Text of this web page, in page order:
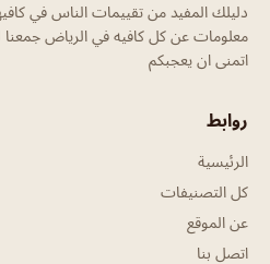
دليلك المفيد من تقييمات الناس في
معلومات عن كل كافيه في الرياض
اتمنى ان يعجبكم
روابط
الرئيسية
كل التصنيفات
عن الموقع
اتصل بنا